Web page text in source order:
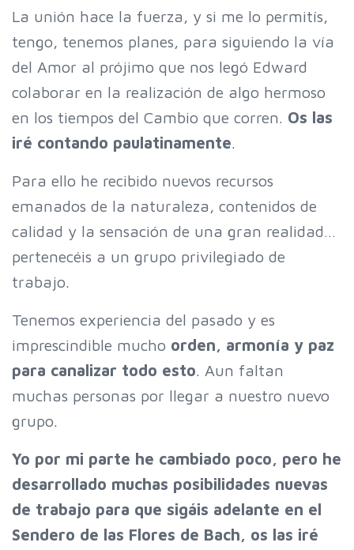
La unión hace la fuerza, y si me lo permitís,
tengo, tenemos planes, para siguiendo la vía
del Amor al prójimo que nos legó Edward
colaborar en la realización de algo hermoso
en los tiempos del Cambio que corren. Os las
iré contando paulatinamente.
Para ello he recibido nuevos recursos
emanados de la naturaleza, contenidos de
calidad y la sensación de una gran realidad…
pertenecéis a un grupo privilegiado de
trabajo.
Tenemos experiencia del pasado y es
imprescindible mucho orden, armonía y paz
para canalizar todo esto. Aun faltan
muchas personas por llegar a nuestro nuevo
grupo.
Yo por mi parte he cambiado poco, pero he
desarrollado muchas posibilidades nuevas
de trabajo para que sigáis adelante en el
Sendero de las Flores de Bach, os las iré